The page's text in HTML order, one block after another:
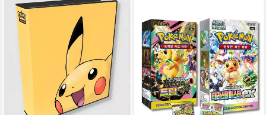
ULTRAPRO
Sammelkarte Pokémon 3-Ring
Binder/Album Pikachu
26,39 €
lieferbar - in 6-7 Werktagen bei dir
Sammelkarte Pokemon Mega
Dream/Terastal Festival EX
Display/Booster Koreanisch,
Display = SAR / MR Karte
garantiert(10)
15,99 €
lieferbar - in 3-4 Werktagen bei dir